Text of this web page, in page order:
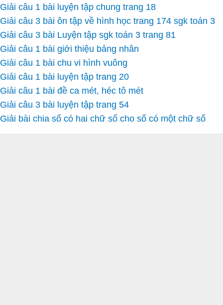
Giải câu 1 bài luyện tập chung trang 18
Giải câu 3 bài ôn tập về hình học trang 174 sgk toán 3
Giải câu 3 bài Luyện tập sgk toán 3 trang 81
Giải câu 1 bài giới thiệu bảng nhân
Giải câu 1 bài chu vi hình vuông
Giải câu 1 bài luyện tập trang 20
Giải câu 1 bài đề ca mét, héc tô mét
Giải câu 3 bài luyện tập trang 54
Giải bài chia số có hai chữ số cho số có một chữ số